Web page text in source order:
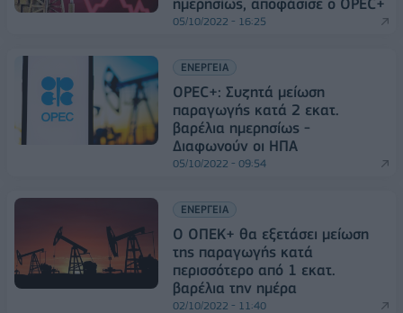
05/10/2022 - 16:25
ΕΝΕΡΓΕΙΑ
OPEC+: Συζητά μείωση
παραγωγής κατά 2 εκατ.
βαρέλια ημερησίως -
Διαφωνούν οι ΗΠΑ
05/10/2022 - 09:54
ΕΝΕΡΓΕΙΑ
Ο ΟΠΕΚ+ θα εξετάσει μείωση
της παραγωγής κατά
περισσότερο από 1 εκατ.
βαρέλια την ημέρα
02/10/2022 - 11:40